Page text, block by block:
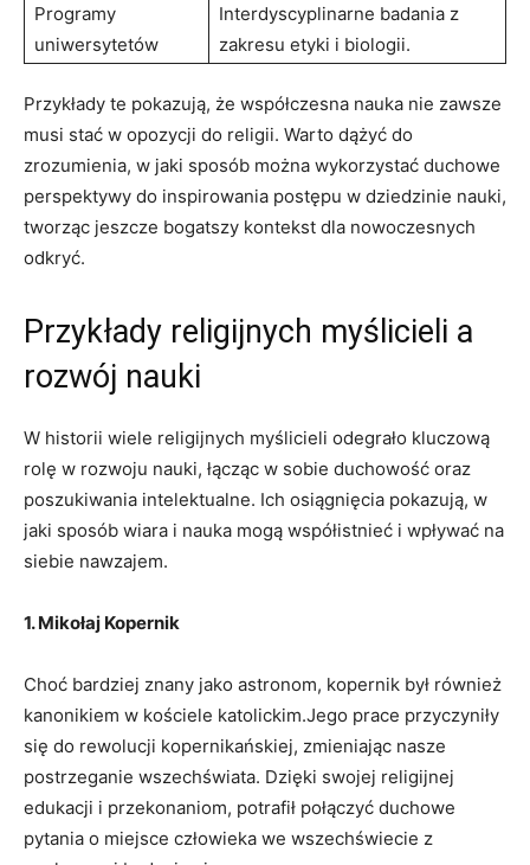
Programy
uniwersytetów
Interdyscyplinarne badania z
zakresu etyki i biologii.
Przykłady te pokazują, że współczesna nauka nie zawsze
musi stać w opozycji do religii. Warto dążyć do
zrozumienia, w jaki sposób można wykorzystać duchowe
perspektywy do inspirowania postępu w dziedzinie nauki,
tworząc jeszcze bogatszy kontekst dla nowoczesnych
odkryć.
Przykłady religijnych myślicieli a
rozwój nauki
W historii wiele religijnych myślicieli odegrało kluczową
rolę w rozwoju nauki, łącząc w sobie duchowość oraz
poszukiwania intelektualne. Ich osiągnięcia pokazują, w
jaki sposób wiara i nauka mogą współistnieć i wpływać na
siebie nawzajem.
1. Mikołaj Kopernik
Choć bardziej znany jako astronom, kopernik był również
kanonikiem w kościele katolickim.Jego prace przyczyniły
się do rewolucji kopernikańskiej, zmieniając nasze
postrzeganie wszechświata. Dzięki swojej religijnej
edukacji i przekonaniom, potrafił połączyć duchowe
pytania o miejsce człowieka we wszechświecie z